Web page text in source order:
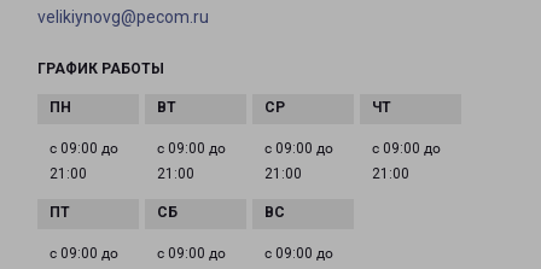
velikiynovg@pecom.ru
ГРАФИК РАБОТЫ
с 09:00 до
21:00
с 09:00 до
21:00
с 09:00 до
21:00
с 09:00 до
21:00
с 09:00 до
с 09:00 до
с 09:00 до